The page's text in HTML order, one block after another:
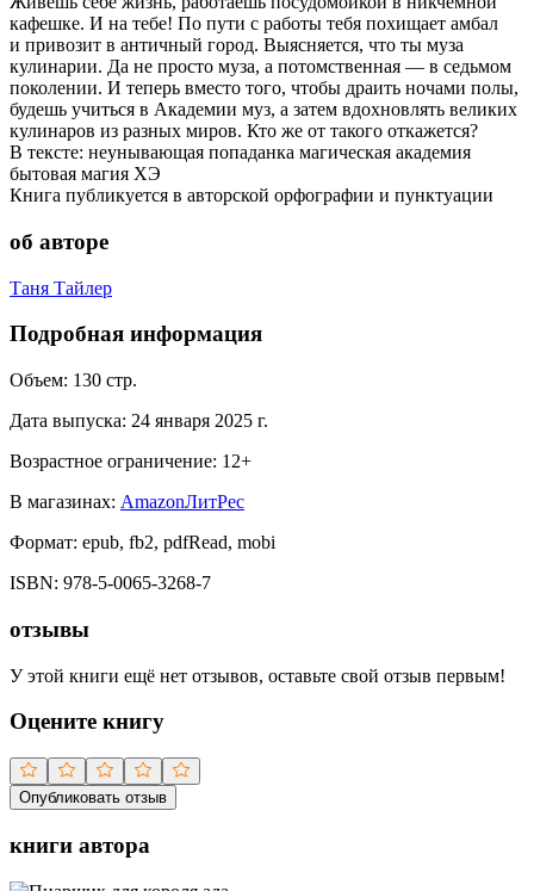
кафешке. И на тебе! По пути с работы тебя похищает амбал
и привозит в античный город. Выясняется, что ты муза
кулинарии. Да не просто муза, а потомственная — в седьмом
поколении. И теперь вместо того, чтобы драить ночами полы,
будешь учиться в Академии муз, а затем вдохновлять великих
кулинаров из разных миров. Кто же от такого откажется?
В тексте: неунывающая попаданка магическая академия
бытовая магия ХЭ
Книга публикуется в авторской орфографии и пунктуации
об авторе
Таня Тайлер
Подробная информация
Объем: 130 стр.
Дата выпуска: 24 января 2025 г.
Возрастное ограничение: 12+
В магазинах: AmazonЛитРес
Формат: epub, fb2, pdfRead, mobi
ISBN: 978-5-0065-3268-7
отзывы
У этой книги ещё нет отзывов, оставьте свой отзыв первым!
Оцените книгу
Опубликовать отзыв
книги автора